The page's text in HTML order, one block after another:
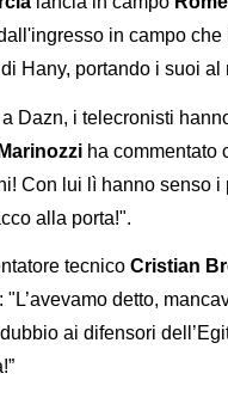
in campo
Hany, portando i suoi
a Dazn, i telecronisti
ha commentato
Con lui lì hanno senso i
alla porta!".
tecnico Cristian
"L’avevamo detto,
ai difensori